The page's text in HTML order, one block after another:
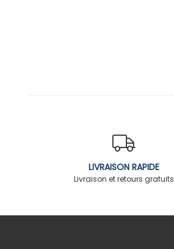
LIVRAISON RAPIDE
Livraison et retours gratuits